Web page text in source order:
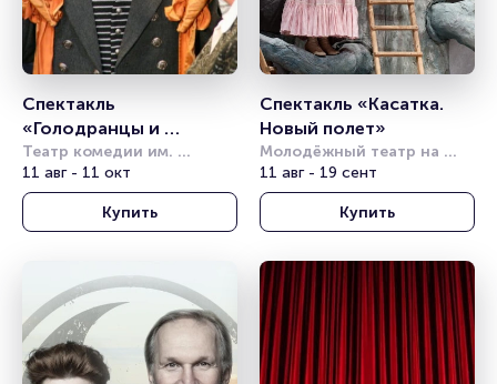
Спектакль
«Голодранцы и
аристократы»
Театр комедии им.
Акимова
11 авг - 11 окт
Купить
Спектакль «Касатка.
Новый полет»
Молодёжный театр на
Фонтанке
11 авг - 19 сент
Купить